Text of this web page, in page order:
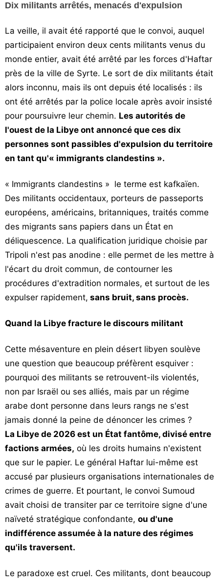
Dix militants arrêtés, menacés d'expulsion
La veille, il avait été rapporté que le convoi, auquel
participaient environ deux cents militants venus du
monde entier, avait été arrêté par les forces d'Haftar
près de la ville de Syrte. Le sort de dix militants était
alors inconnu, mais ils ont depuis été localisés : ils
ont été arrêtés par la police locale après avoir insisté
pour poursuivre leur chemin. Les autorités de
l'ouest de la Libye ont annoncé que ces dix
personnes sont passibles d'expulsion du territoire
en tant qu'« immigrants clandestins ».
« Immigrants clandestins » le terme est kafkaïen.
Des militants occidentaux, porteurs de passeports
européens, américains, britanniques, traités comme
des migrants sans papiers dans un État en
déliquescence. La qualification juridique choisie par
Tripoli n'est pas anodine : elle permet de les mettre à
l'écart du droit commun, de contourner les
procédures d'extradition normales, et surtout de les
expulser rapidement, sans bruit, sans procès.
Quand la Libye fracture le discours militant
Cette mésaventure en plein désert libyen soulève
une question que beaucoup préfèrent esquiver :
pourquoi des militants se retrouvent-ils violentés,
non par Israël ou ses alliés, mais par un régime
arabe dont personne dans leurs rangs ne s'est
jamais donné la peine de dénoncer les crimes ?
La Libye de 2026 est un État fantôme, divisé entre
factions armées, où les droits humains n'existent
que sur le papier. Le général Haftar lui-même est
accusé par plusieurs organisations internationales de
crimes de guerre. Et pourtant, le convoi Sumoud
avait choisi de transiter par ce territoire signe d'une
naïveté stratégique confondante, ou d'une
indifférence assumée à la nature des régimes
qu'ils traversent.
Le paradoxe est cruel. Ces militants, dont beaucoup